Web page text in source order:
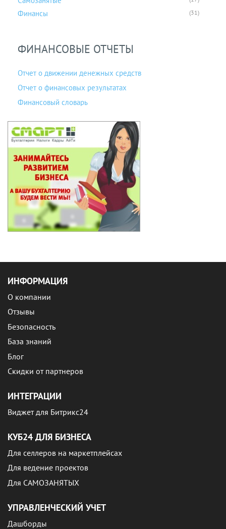
Финансы (31)
ФИНАНСОВЫЕ ОТЧЕТЫ
Отчет о движении денежных средств
Отчет о финансовых результатах
Финансовый словарь
ИНФОРМАЦИЯ
О компании
Отзывы
Безопасность
База знаний
Блог
Скидки от партнеров
ИНТЕГРАЦИИ
Виджет для Битрикс24
КУБ24 ДЛЯ БИЗНЕСА
Для селлеров на маркетплейсах
Для ведение проектов
Для САМОЗАНЯТЫХ
УПРАВЛЕНЧЕСКИЙ УЧЕТ
Дашборды